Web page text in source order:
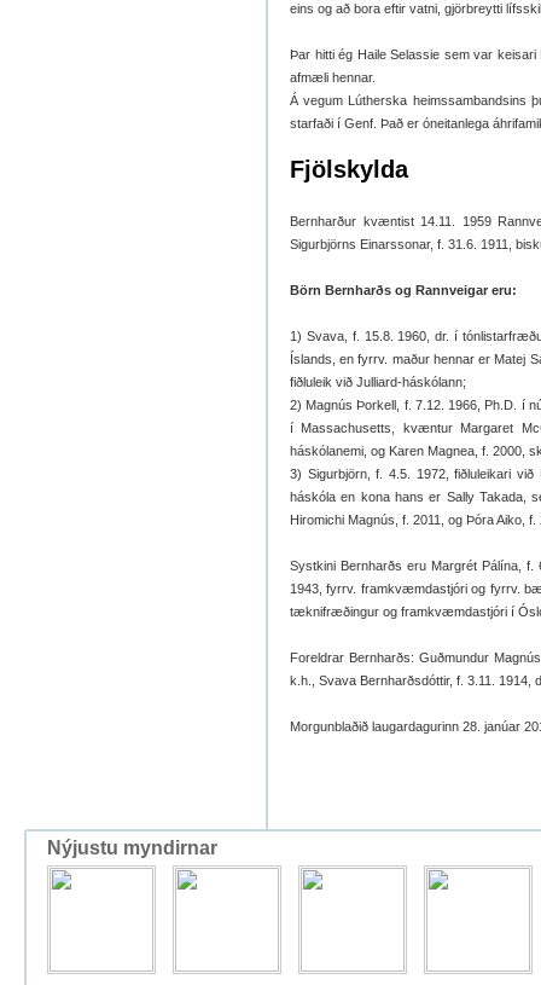
eins og að bora eftir vatni, gjörbreytti
Þar hitti ég Haile Selassie sem var
afmæli hennar.
Á vegum Lútherska heimssambandsins
starfaði í Genf. Það er óneitanlega
Fjölskylda
Bernharður kvæntist 14.11. 1959
Sigurbjörns Einarssonar, f. 31.6. 1911,
Börn Bernharðs og Rannveigar eru:
1) Svava, f. 15.8. 1960, dr. í
Íslands, en fyrrv. maður hennar er Matej
fiðluleik við Julliard-háskólann;
2) Magnús Þorkell, f. 7.12. 1966, Ph.D. í
í Massachusetts, kvæntur Margaret
háskólanemi, og Karen Magnea, f. 2000,
3) Sigurbjörn, f. 4.5. 1972, fiðluleikari
háskóla en kona hans er Sally Takada,
Hiromichi Magnús, f. 2011, og Þóra Aiko, f.
Systkini Bernharðs eru Margrét Pálína,
1943, fyrrv. framkvæmdastjóri og fyrrv.
tæknifræðingur og framkvæmdastjóri í
Foreldrar Bernharðs: Guðmundur
k.h., Svava Bernharðsdóttir, f. 3.11. 1914,
Morgunblaðið laugardagurinn 28. janúar
Nýjustu myndirnar